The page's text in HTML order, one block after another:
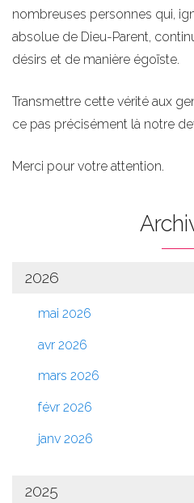
nombreuses personnes qui,
absolue de Dieu-Parent,
désirs et de manière égoïste.
Transmettre cette vérité aux
ce pas précisément là notre
Merci pour votre attention.
2026
mai 2026
avr 2026
mars 2026
févr 2026
janv 2026
2025